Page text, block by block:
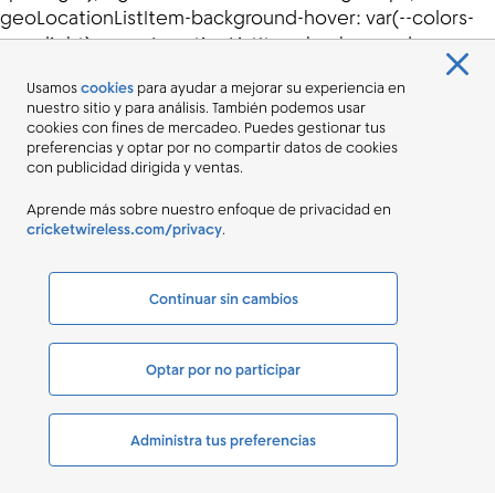
Usamoscookies para ayudar a mejorar su experiencia en
nuestro sitio y para análisis. También podemos usar
cookies con fines de mercadeo. Puedes gestionar tus
preferencias y optar por no compartir datos de cookies
con publicidad dirigida y ventas.
Aprende más sobre nuestro enfoque de privacidad en
cricketwireless.com/privacy.
Continuar sin cambios
Optar por no participar
Administra tus preferencias